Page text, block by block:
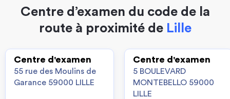
Centre d’examen du code de la
route à proximité de Lille
Centre d'examen
55 rue des Moulins de
Garance 59000 LILLE
Centre d'examen
5 BOULEVARD
MONTEBELLO 59000
LILLE